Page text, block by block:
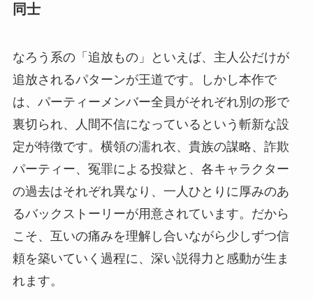
同士
なろう系の「追放もの」といえば、主人公だけが
追放されるパターンが王道です。しかし本作で
は、パーティーメンバー全員がそれぞれ別の形で
裏切られ、人間不信になっているという斬新な設
定が特徴です。横領の濡れ衣、貴族の謀略、詐欺
パーティー、冤罪による投獄と、各キャラクター
の過去はそれぞれ異なり、一人ひとりに厚みのあ
るバックストーリーが用意されています。だから
こそ、互いの痛みを理解し合いながら少しずつ信
頼を築いていく過程に、深い説得力と感動が生ま
れます。